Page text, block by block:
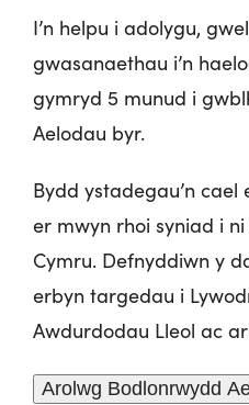
I’n helpu i adolygu,
gwasanaethau i’n
gymryd 5 munud i
Aelodau byr.
Bydd ystadegau’n cael
er mwyn rhoi syniad i
Cymru. Defnyddiwn y
erbyn targedau i
Awdurdodau Lleol ac
Arolwg Bodlonrwydd